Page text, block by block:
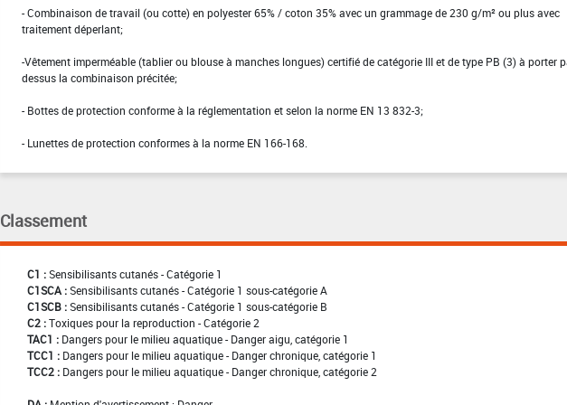
- Combinaison de travail (ou cotte) en polyester 65% / coton 35% avec un grammage de 230 g/m² ou plus avec
traitement déperlant;
-Vêtement imperméable (tablier ou blouse à manches longues) certifié de catégorie III et de type PB (3) à porter
dessus la combinaison précitée;
- Bottes de protection conforme à la réglementation et selon la norme EN 13 832-3;
- Lunettes de protection conformes à la norme EN 166-168.
Classement
C1 : Sensibilisants cutanés - Catégorie 1
C1SCA : Sensibilisants cutanés - Catégorie 1 sous-catégorie A
C1SCB : Sensibilisants cutanés - Catégorie 1 sous-catégorie B
C2 : Toxiques pour la reproduction - Catégorie 2
TAC1 : Dangers pour le milieu aquatique - Danger aigu, catégorie 1
TCC1 : Dangers pour le milieu aquatique - Danger chronique, catégorie 1
TCC2 : Dangers pour le milieu aquatique - Danger chronique, catégorie 2